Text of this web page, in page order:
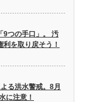
9つの手口」。 汚
を取り戻そう！
る洪水警戒。8月
に注意！